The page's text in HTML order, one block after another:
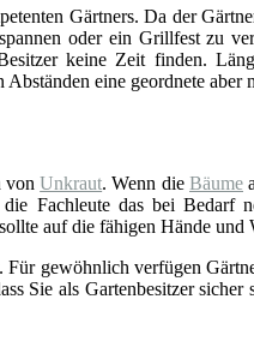
Gärtners. Da der
oder ein Grillfest zu
keine Zeit finden.
eine geordnete aber
vonUnkraut. Wenn dieBäume
Fachleute das bei Bedarf
auf die fähigen Hände und
gewöhnlich verfügen
Sie als Gartenbesitzer